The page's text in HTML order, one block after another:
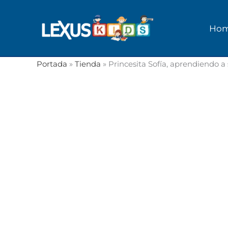
Portada » Tienda » Princesita Sofía, aprendiendo a